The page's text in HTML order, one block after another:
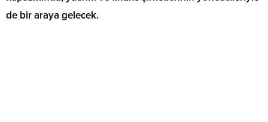
de bir araya gelecek.